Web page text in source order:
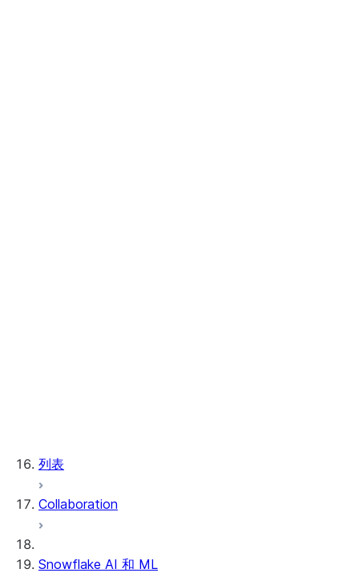
列表
Collaboration
Snowflake AI 和 ML